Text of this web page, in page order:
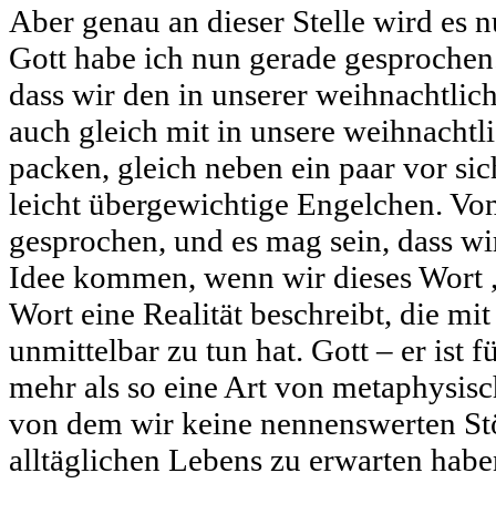
Aber genau an dieser Stelle wird es
Gott habe ich nun gerade
dass wir den in unserer
auch gleich mit in unsere
packen, gleich neben ein paar vor
leicht übergewichtige Engelchen.
gesprochen, und es mag sein, dass
Idee kommen, wenn wir dieses Wort
Wort eine Realität beschreibt, die
unmittelbar zu tun hat. Gott – er ist
mehr als so eine Art von
von dem wir keine nennenswerten
alltäglichen Lebens zu erwarten